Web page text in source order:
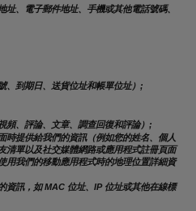
址、電子郵件地址、手機或其他電話號碼、
、到期日、送貨位址和帳單位址）;
頻、評論、文章、調查回復和評論）;
時提供給我們的資訊（例如您的姓名、個人
清單以及社交媒體網路或應用程式註冊頁面
用我們的移動應用程式時的地理位置詳細資
資訊，如 MAC 位址、IP 位址或其他在線標